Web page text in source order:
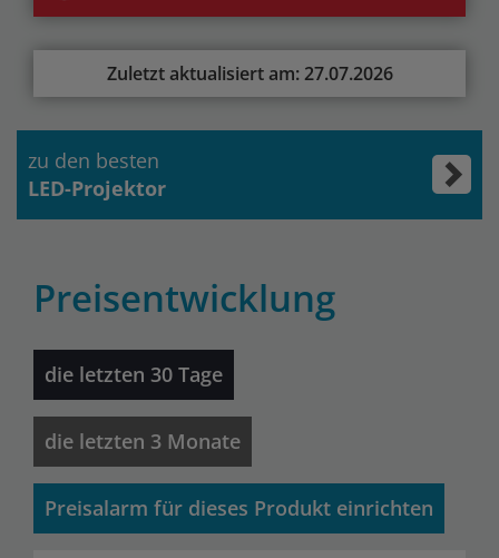
Zuletzt aktualisiert am: 27.07.2026
zu den besten
LED-Projektor
Preisentwicklung
die letzten 30 Tage
die letzten 3 Monate
Preisalarm für dieses Produkt einrichten